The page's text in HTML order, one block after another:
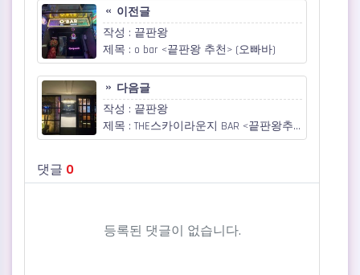
이전글
작성 : 끝판왕
제목 : o bar <끝판왕 추천> (오빠바)
다음글
작성 : 끝판왕
제목 : THE스카이라운지 BAR <끝판왕추천>
댓글 0
등록된 댓글이 없습니다.